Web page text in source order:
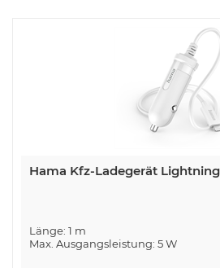
Hama Kfz-Ladegerät
Länge: 1 m
Max. Ausgangsleistung: 5 W